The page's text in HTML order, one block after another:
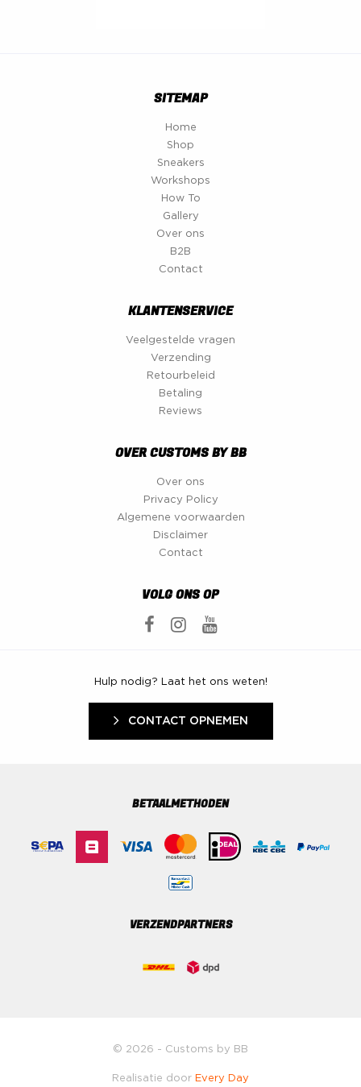
SITEMAP
Home
Shop
Sneakers
Workshops
How To
Gallery
Over ons
B2B
Contact
KLANTENSERVICE
Veelgestelde vragen
Verzending
Retourbeleid
Betaling
Reviews
OVER CUSTOMS BY BB
Over ons
Privacy Policy
Algemene voorwaarden
Disclaimer
Contact
VOLG ONS OP
Hulp nodig? Laat het ons weten!
CONTACT OPNEMEN
BETAALMETHODEN
VERZENDPARTNERS
© 2026 - Customs by BB
Realisatie door Every Day